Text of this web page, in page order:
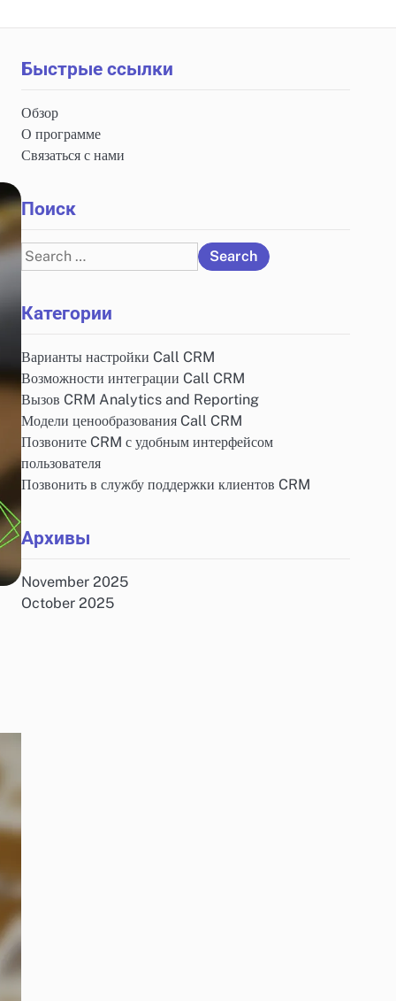
Быстрые ссылки
Обзор
О программе
Связаться с нами
Поиск
Search
for:
Категории
Варианты настройки Call CRM
Возможности интеграции Call CRM
Вызов CRM Analytics and Reporting
Модели ценообразования Call CRM
Позвоните CRM с удобным интерфейсом
пользователя
Позвонить в службу поддержки клиентов CRM
Архивы
November 2025
October 2025